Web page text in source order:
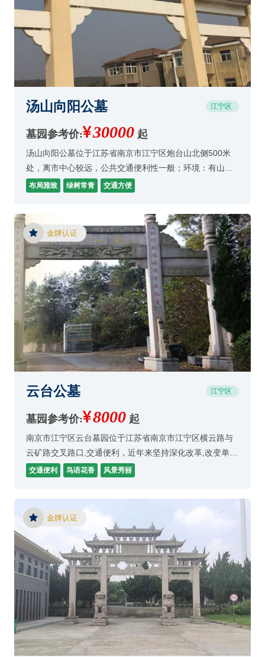
汤山向阳公墓 江宁区
墓园参考价: 30000 起
汤山向阳公墓位于江苏省南京市江宁区炮台山北侧500米
处，离市中心较远，公共交通便利性一般；环境：有山有
水，自然风光好，停车场开阔；服务：工作人员服务热
布局雅致 绿树常青 交通方便
金牌认证
云台公墓 江宁区
墓园参考价: 8000 起
南京市江宁区云台墓园位于江苏省南京市江宁区横云路与
云矿路交叉路口,交通便利，近年来坚持深化改革,改变单一
经济,实行多业并举,逐步走出了经营田境,步入健康发展的
交通便利 鸟语花香 风景秀丽
金牌认证